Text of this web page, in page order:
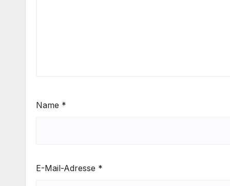
Name *
E-Mail-Adresse *